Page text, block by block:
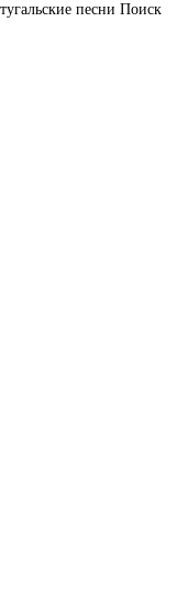
песни Поиск